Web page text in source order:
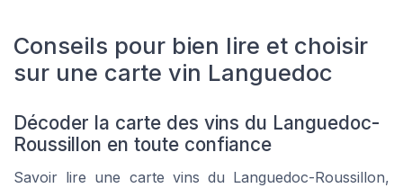
Conseils pour bien lire et choisir
sur une carte vin Languedoc
Décoder la carte des vins du Languedoc-
Roussillon en toute confiance
Savoir lire une carte vins du Languedoc-Roussillon,